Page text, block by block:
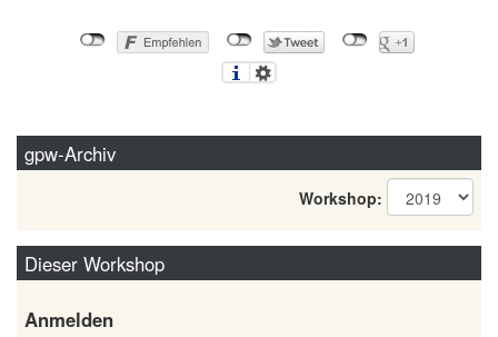
gpw-Archiv
Workshop:
Dieser Workshop
Anmelden